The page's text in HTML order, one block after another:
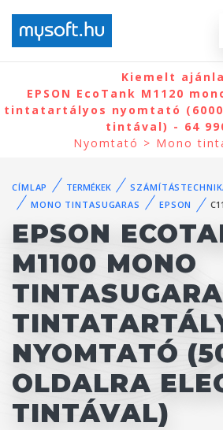
Kiemelt
EPSON EcoTank M1120
tintatartályos nyomtató
tintával) - 64
Nyomtató > Mono
CÍMLAP TERMÉKEK
MONO TINTASUGARAS
EPSON
EPSON
M1100 MONO
NYOMTATÓ
OLDALRA
TINTÁVAL)